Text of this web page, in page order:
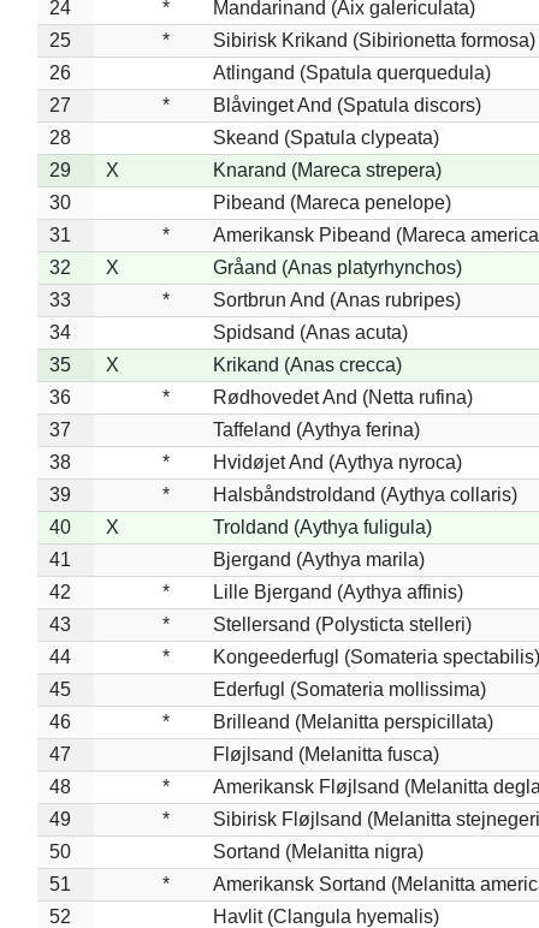
24
*
Mandarinand (Aix galericulata)
25
*
Sibirisk Krikand (Sibirionetta formosa)
26
Atlingand (Spatula querquedula)
27
*
Blåvinget And (Spatula discors)
28
Skeand (Spatula clypeata)
29
X
Knarand (Mareca strepera)
30
Pibeand (Mareca penelope)
31
*
Amerikansk Pibeand (Mareca
32
X
Gråand (Anas platyrhynchos)
33
*
Sortbrun And (Anas rubripes)
34
Spidsand (Anas acuta)
35
X
Krikand (Anas crecca)
36
*
Rødhovedet And (Netta rufina)
37
Taffeland (Aythya ferina)
38
*
Hvidøjet And (Aythya nyroca)
39
*
Halsbåndstroldand (Aythya collaris)
40
X
Troldand (Aythya fuligula)
41
Bjergand (Aythya marila)
42
*
Lille Bjergand (Aythya affinis)
43
*
Stellersand (Polysticta stelleri)
44
*
Kongeederfugl (Somateria spectabilis)
45
Ederfugl (Somateria mollissima)
46
*
Brilleand (Melanitta perspicillata)
47
Fløjlsand (Melanitta fusca)
48
*
Amerikansk Fløjlsand (Melanitta
49
*
Sibirisk Fløjlsand (Melanitta
50
Sortand (Melanitta nigra)
51
*
Amerikansk Sortand (Melanitta
52
Havlit (Clangula hyemalis)